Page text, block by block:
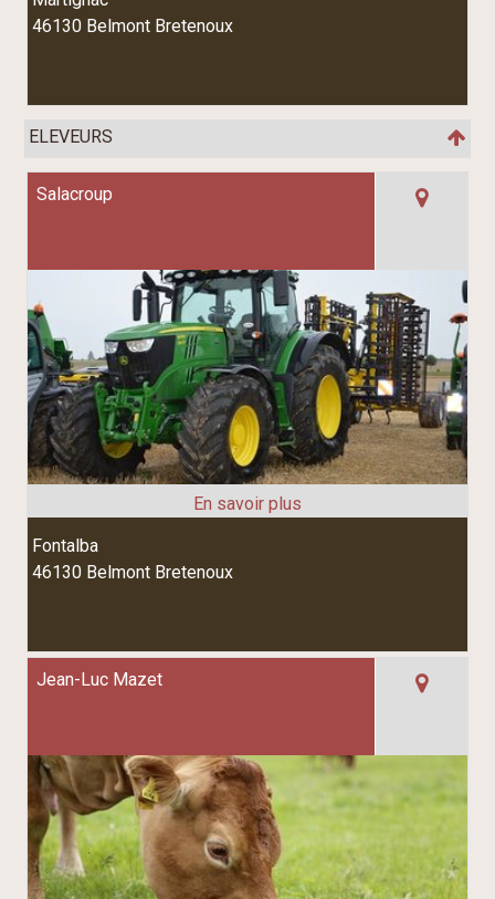
46130 Belmont Bretenoux
ELEVEURS
Salacroup
Fontalba
46130 Belmont Bretenoux
Jean-Luc Mazet